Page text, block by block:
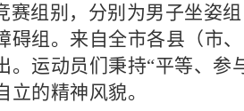
赛组别，分别为男子坐
碍组。来自全市各县（市
。运动员们秉持“平等、
的精神风貌。